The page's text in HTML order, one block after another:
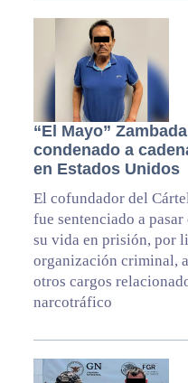
“El Mayo”
condenado a
en Estados Unidos
El cofundador del
fue sentenciado a pasar
su vida en prisión, por
organización criminal,
otros cargos
narcotráfico